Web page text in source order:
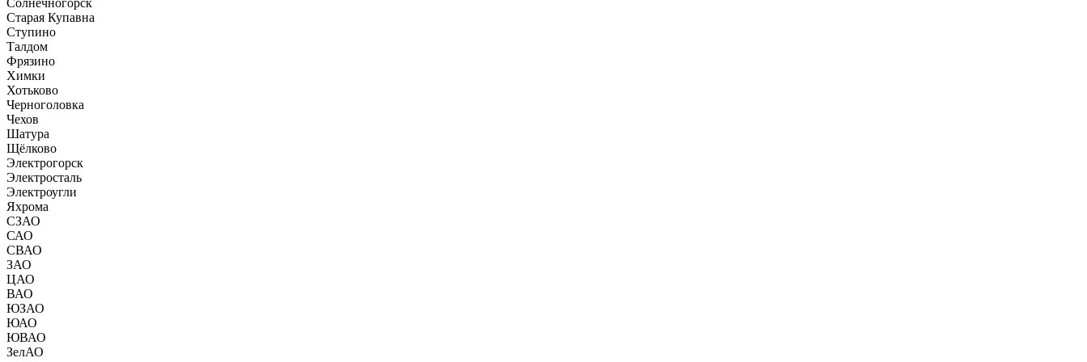
Солнечногорск
Старая Купавна
Ступино
Талдом
Фрязино
Химки
Хотьково
Черноголовка
Чехов
Шатура
Щёлково
Электрогорск
Электросталь
Электроугли
Яхрома
СЗАО
САО
СВАО
ЗАО
ЦАО
ВАО
ЮЗАО
ЮАО
ЮВАО
ЗелАО